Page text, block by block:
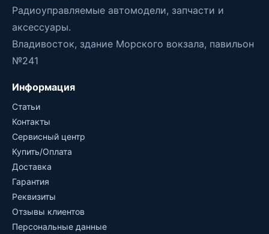
Радиоуправляемые автомодели, запчасти и
аксессуары.
Владивосток, здание Морского вокзала, павильон
№241
Информация
Статьи
Контакты
Сервисный центр
Купить/Оплата
Доставка
Гарантия
Реквизиты
Отзывы клиентов
Персональные данные